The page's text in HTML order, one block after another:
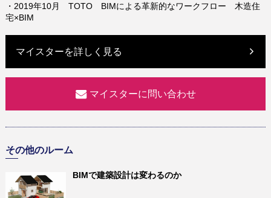
・2019年10月 TOTO BIMによる⾰新的なワークフロー ⽊造住
宅×BIM
マイスターを詳しく見る
マイスターに問い合わせ
その他のルーム
BIMで建築設計は変わるのか